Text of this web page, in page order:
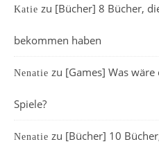
Katie zu [Bücher] 8 Bücher,
bekommen haben
Nenatie zu [Games] Was
Spiele?
Nenatie zu [Bücher] 10